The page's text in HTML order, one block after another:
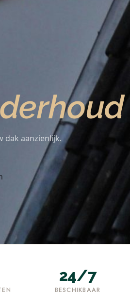
dak aanzienlijk.
24/7
BESCHIKBAAR